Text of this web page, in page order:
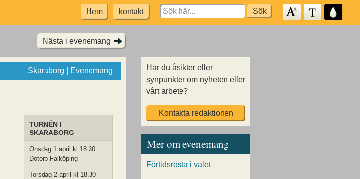
Hem kontakt
Search
for:
Nästa i evenemang
Skaraborg | Evenemang
TURNÉN I
SKARABORG
Onsdag 1 april kl 18.30
Dotorp Falköping
Torsdag 2 april kl 18.30
Har du åsikter eller
synpunkter om nyheten eller
vårt arbete?
Kontakta redaktionen
Mer om evenemang
Förtidsrösta i valet